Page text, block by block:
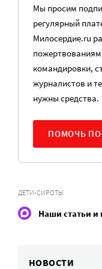
Мы просим
регулярный
Милосердие.ru
командировки,
журналистов и
нужны средства.
ПОМОЧЬ
ДЕТИ-СИРОТЫ
Наши статьи и
НОВОСТИ